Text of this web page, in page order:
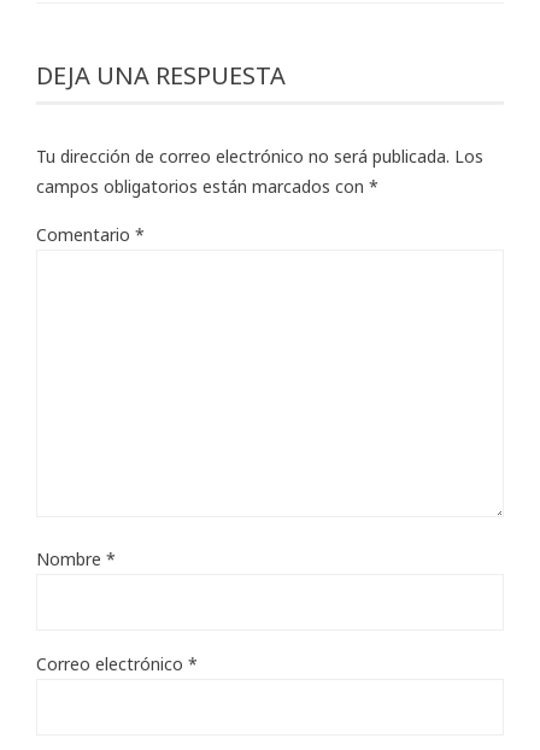
DEJA UNA RESPUESTA
Tu dirección de correo electrónico no será publicada. Los
campos obligatorios están marcados con *
Comentario *
Nombre *
Correo electrónico *